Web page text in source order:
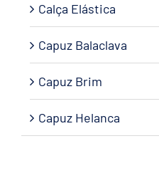
Calça Elástica
Capuz Balaclava
Capuz Brim
Capuz Helanca